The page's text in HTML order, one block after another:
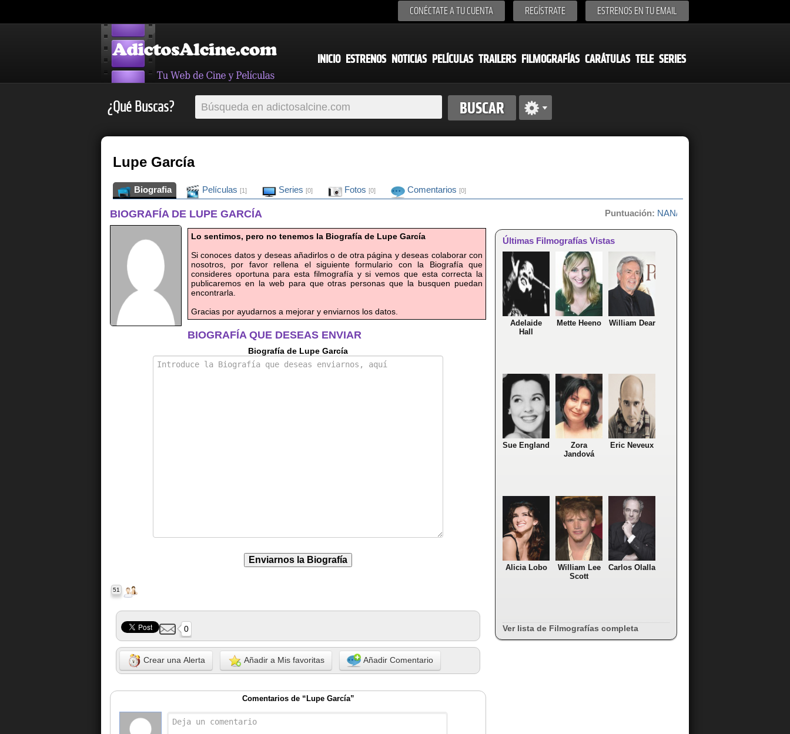
CONÉCTATE A TU CUENTA REGÍSTRATE ESTRENOS EN TU EMAIL
INICIO ESTRENOS NOTICIAS PELÍCULAS TRAILERS FILMOGRAFÍAS CARÁTULAS TELE SERIES
¿Qué Buscas?
Lupe García
Biografia Películas [1] Series [0] Fotos [0] Comentarios [0]
BIOGRAFÍA DE LUPE GARCÍA
Lo sentimos, pero no tenemos la Biografía de Lupe García
Si conoces datos y deseas añadirlos o de otra página y deseas colaborar con
nosotros, por favor rellena el siguiente formulario con la Biografía que
consideres oportuna para esta filmografía y si vemos que esta correcta la
publicaremos en la web para que otras personas que la busquen puedan
encontrarla.
Gracias por ayudarnos a mejorar y enviarnos los datos.
BIOGRAFÍA QUE DESEAS ENVIAR
Biografía de Lupe García
51
0
Crear una Alerta Añadir a Mis favoritas Añadir Comentario
Comentarios de “Lupe García”
Puntuación: NAN/10 de 0 votos
Últimas Filmografías Vistas
Adelaide
Hall
Mette Heeno William Dear
Sue England
Zora
Jandová
Eric Neveux
Alicia Lobo
William Lee
Scott
Carlos Olalla
Ver lista de Filmografías completa